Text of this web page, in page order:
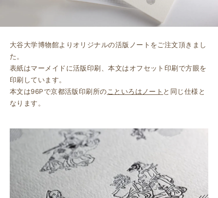
大谷大学博物館よりオリジナルの活版ノートをご注文頂きまし
た。
表紙はマーメイドに活版印刷、本文はオフセット印刷で方眼を
印刷しています。
本文は96Pで京都活版印刷所のこといろはノート と同じ仕様と
なります。